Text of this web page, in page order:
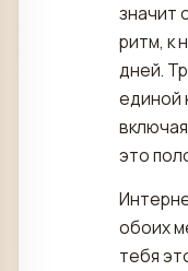
значит
ритм, к
дней.
единой
это
обоих
тебя